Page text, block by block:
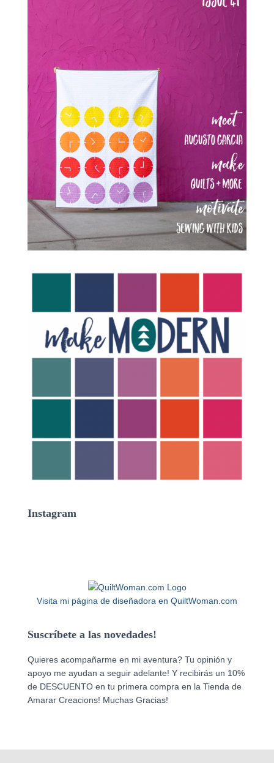
Instagram
Visita mi página de diseñadora en QuiltWoman.com
Suscríbete a las novedades!
Quieres acompañarme en mi aventura? Tu opinión y
apoyo me ayudan a seguir adelante! Y recibirás un 10%
de DESCUENTO en tu primera compra en la Tienda de
Amarar Creacions! Muchas Gracias!